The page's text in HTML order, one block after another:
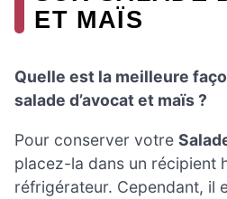
ET MAÏS
Quelle est la meilleure
salade d’avocat et maïs ?
Pour conserver votre
placez-la dans un récipient
réfrigérateur. Cependant, il